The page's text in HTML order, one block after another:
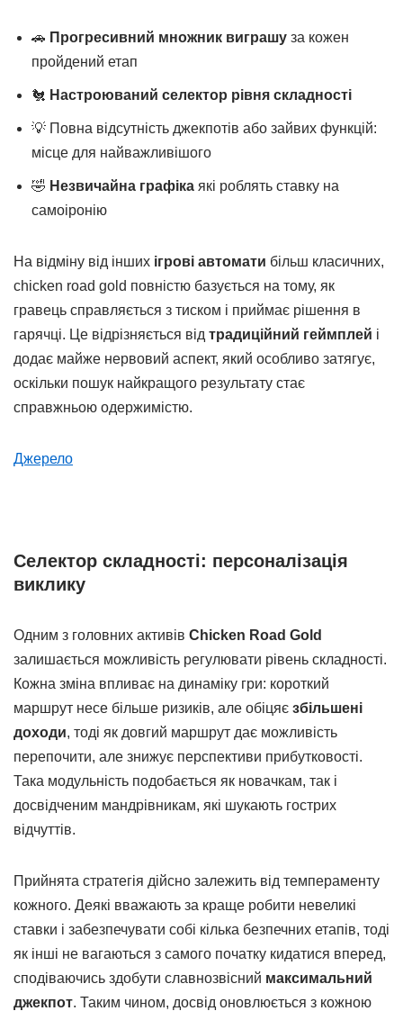
🚗 Прогресивний множник виграшу за кожен
пройдений етап
🐔 Настроюваний селектор рівня складності
💡 Повна відсутність джекпотів або зайвих функцій:
місце для найважливішого
🤣 Незвичайна графіка які роблять ставку на
самоіронію
На відміну від інших ігрові автомати більш класичних,
chicken road gold повністю базується на тому, як
гравець справляється з тиском і приймає рішення в
гарячці. Це відрізняється від традиційний геймплей і
додає майже нервовий аспект, який особливо затягує,
оскільки пошук найкращого результату стає
справжньою одержимістю.
Джерело
Селектор складності: персоналізація
виклику
Одним з головних активів Chicken Road Gold
залишається можливість регулювати рівень складності.
Кожна зміна впливає на динаміку гри: короткий
маршрут несе більше ризиків, але обіцяє збільшені
доходи, тоді як довгий маршрут дає можливість
перепочити, але знижує перспективи прибутковості.
Така модульність подобається як новачкам, так і
досвідченим мандрівникам, які шукають гострих
відчуттів.
Прийнята стратегія дійсно залежить від темпераменту
кожного. Деякі вважають за краще робити невеликі
ставки і забезпечувати собі кілька безпечних етапів, тоді
як інші не вагаються з самого початку кидатися вперед,
сподіваючись здобути славнозвісний максимальний
джекпот. Таким чином, досвід оновлюється з кожною